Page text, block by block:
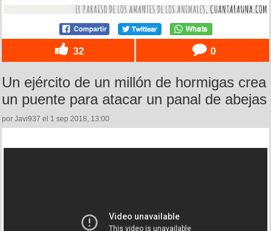
32 0
Un ejército de un millón de hormigas crea
un puente para atacar un panal de abejas
por Javi937 el 1 sep 2018, 13:00